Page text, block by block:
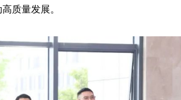
质量发展。